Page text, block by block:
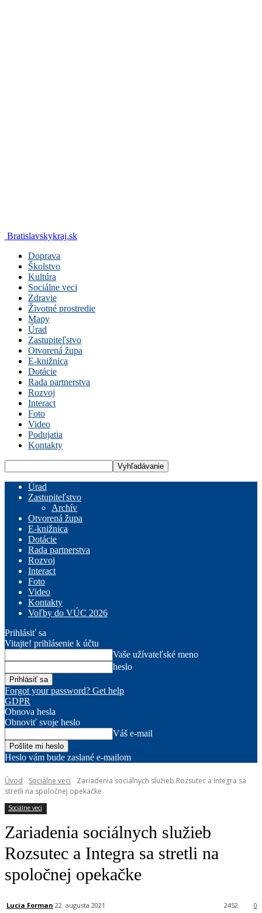
Bratislavskykraj.sk
Doprava
Školstvo
Kultúra
Sociálne veci
Zdravie
Životné prostredie
Mapy
Úrad
Zastupiteľstvo
Otvorená župa
E-knižnica
Dotácie
Rada partnerstva
Rozvoj
Interact
Foto
Video
Podujatia
Kontakty
Úrad
Zastupiteľstvo
Archív
Otvorená župa
E-knižnica
Dotácie
Rada partnerstva
Rozvoj
Interact
Foto
Video
Kontakty
Voľby do VÚC 2026
Prihlásiť sa
Vitajte! prihlásenie k účtu
Vaše užívateľské meno
heslo
Forgot your password? Get help
GDPR
Obnova hesla
Obnoviť svoje heslo
Váš e-mail
Heslo vám bude zaslané e-mailom
Úvod Sociálne veci
Zariadenia sociálnych služieb Rozsutec a Integra sa
stretli na spoločnej opekačke
Sociálne veci
Zariadenia sociálnych služieb
Rozsutec a Integra sa stretli na
spoločnej opekačke
Lucia Forman 22. augusta 2021 0
2452